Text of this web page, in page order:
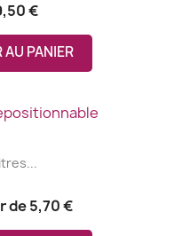
€
AU PANIER
de5,70 €